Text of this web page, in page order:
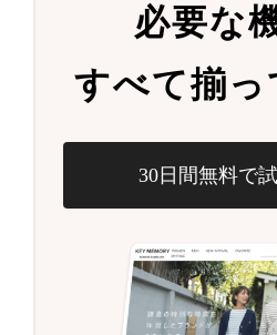
必要な
すべて揃っ
30日間無料で